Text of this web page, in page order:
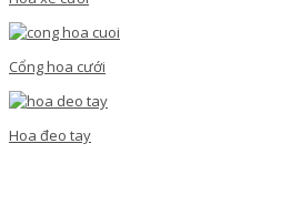
Cổng hoa cưới
Hoa đeo tay